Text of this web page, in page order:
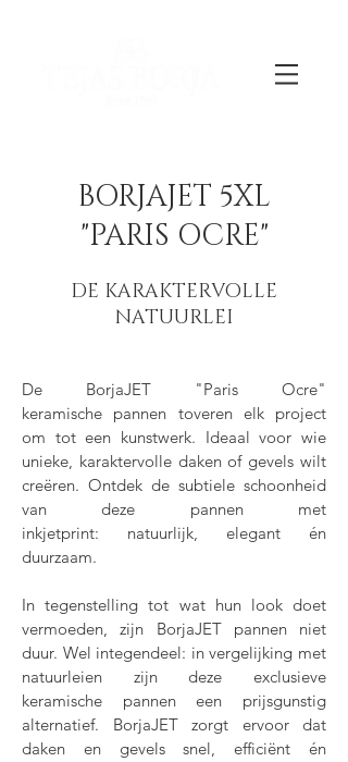
BORJAJET 5XL
"PARIS OCRE"
DE KARAKTERVOLLE
NATUURLEI
De BorjaJET "Paris Ocre"
keramische pannen toveren elk project
om tot een kunstwerk. Ideaal voor wie
unieke, karaktervolle daken of gevels wilt
creëren. Ontdek de subtiele schoonheid
van deze pannen met
inkjetprint: natuurlijk, elegant én
duurzaam.
In tegenstelling tot wat hun look doet
vermoeden, zijn BorjaJET pannen niet
duur. Wel integendeel: in vergelijking met
natuurleien zijn deze exclusieve
keramische pannen een prijsgunstig
alternatief. BorjaJET zorgt ervoor dat
daken en gevels snel, efficiënt én